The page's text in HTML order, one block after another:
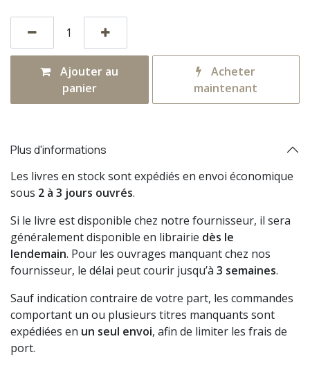
Ajouter au
panier
Acheter
maintenant
Plus d'informations
Les livres en stock sont expédiés en envoi économique
sous 2 à 3 jours ouvrés.
Si le livre est disponible chez notre fournisseur, il sera
généralement disponible en librairie dès le
lendemain. Pour les ouvrages manquant chez nos
fournisseur, le délai peut courir jusqu’à 3 semaines.
Sauf indication contraire de votre part, les commandes
comportant un ou plusieurs titres manquants sont
expédiées en un seul envoi, afin de limiter les frais de
port.